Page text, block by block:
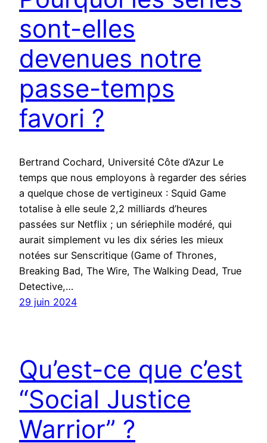
sont-elles
devenues notre
passe-temps
favori ?
Bertrand Cochard, Université Côte d’Azur Le
temps que nous employons à regarder des séries
a quelque chose de vertigineux : Squid Game
totalise à elle seule 2,2 milliards d’heures
passées sur Netflix ; un sériephile modéré, qui
aurait simplement vu les dix séries les mieux
notées sur Senscritique (Game of Thrones,
Breaking Bad, The Wire, The Walking Dead, True
Detective,…
29 juin 2024
Qu’est-ce que c’est
“Social Justice
Warrior” ?